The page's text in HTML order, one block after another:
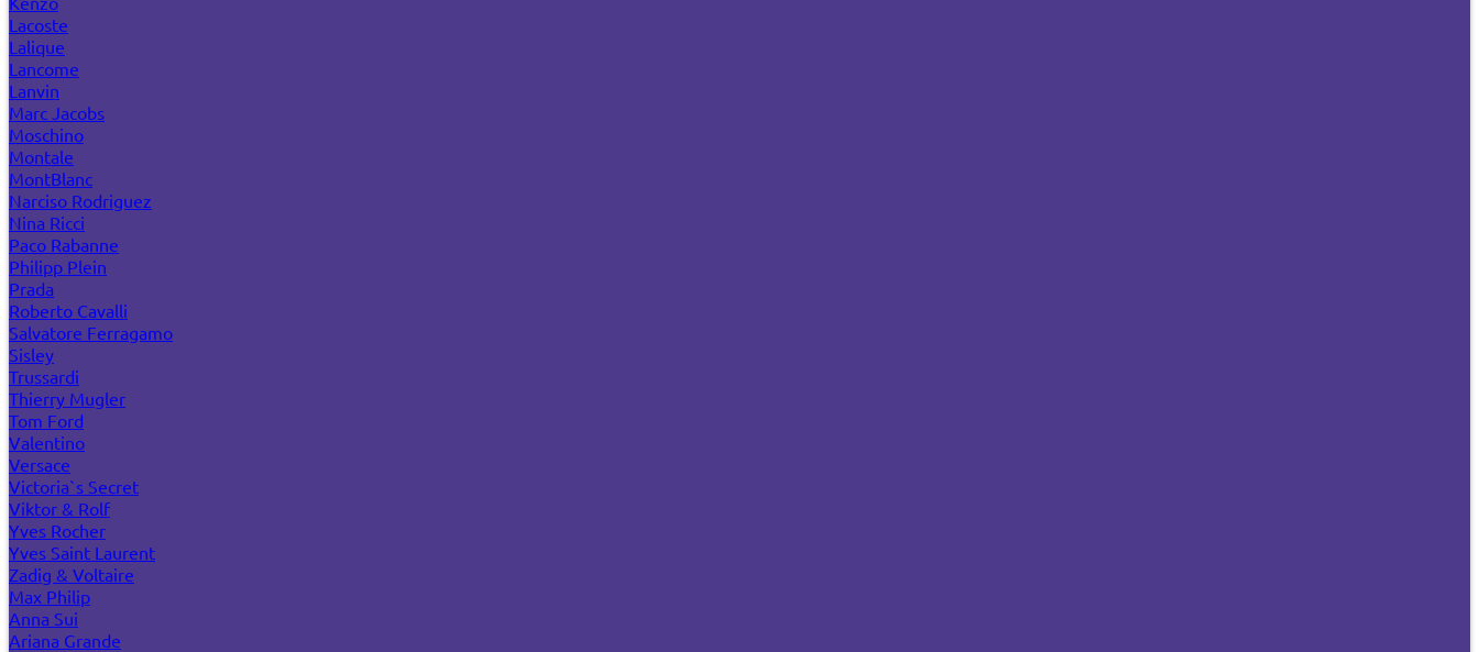
Lacoste
Lalique
Lancome
Lanvin
Marc Jacobs
Moschino
Montale
MontBlanc
Narciso Rodriguez
Nina Ricci
Paco Rabanne
Philipp Plein
Prada
Roberto Cavalli
Salvatore Ferragamo
Sisley
Trussardi
Thierry Mugler
Tom Ford
Valentino
Versace
Victoria`s Secret
Viktor & Rolf
Yves Rocher
Yves Saint Laurent
Zadig & Voltaire
Max Philip
Anna Sui
Ariana Grande